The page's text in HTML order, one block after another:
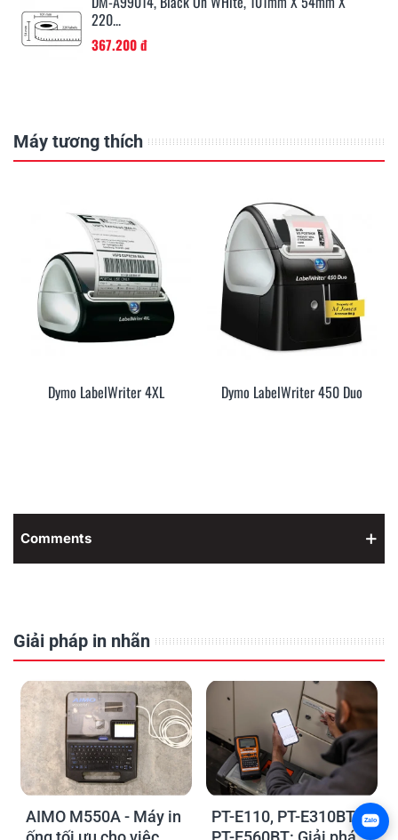
220...
367.200 đ
Máy tương thích
Dymo LabelWriter 4XL Dymo LabelWriter 450 Duo
Comments
Giải pháp in nhãn
AIMO M550A - Máy in
PT-E110, PT-E310BT,
Zalo